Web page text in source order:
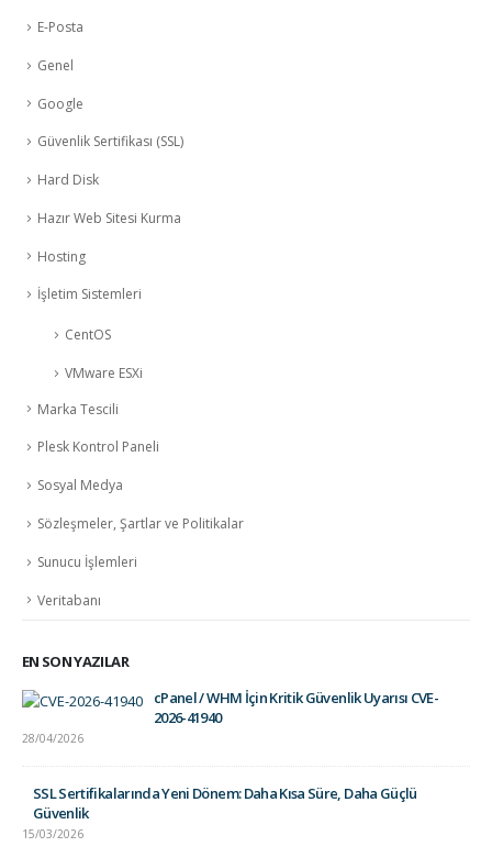
E-Posta
Genel
Google
Güvenlik Sertifikası (SSL)
Hard Disk
Hazır Web Sitesi Kurma
Hosting
İşletim Sistemleri
CentOS
VMware ESXi
Marka Tescili
Plesk Kontrol Paneli
Sosyal Medya
Sözleşmeler, Şartlar ve Politikalar
Sunucu İşlemleri
Veritabanı
EN SON YAZILAR
cPanel / WHM İçin Kritik Güvenlik Uyarısı CVE-
2026-41940
28/04/2026
SSL Sertifikalarında Yeni Dönem: Daha Kısa Süre, Daha Güçlü
Güvenlik
15/03/2026